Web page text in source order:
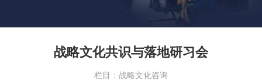
战略文化共识与落地研习会
栏目：战略文化咨询